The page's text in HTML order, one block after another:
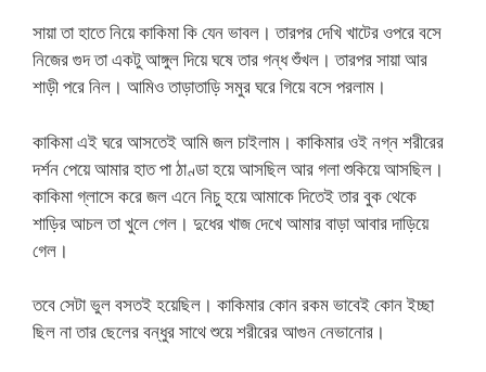
সায়া তা হাতে নিয়ে কাকিমা কি যেন ভাবল। তারপর দেখি খাটের ওপরে বসে
নিজের গুদ তা একটু আঙ্গুল দিয়ে ঘষে তার গন্ধ শুঁখল। তারপর সায়া আর
শাড়ী পরে নিল। আমিও তাড়াতাড়ি সমুর ঘরে গিয়ে বসে পরলাম।
কাকিমা এই ঘরে আসতেই আমি জল চাইলাম। কাকিমার ওই নগ্ন শরীরের
দর্শন পেয়ে আমার হাত পা ঠাণ্ডা হয়ে আসছিল আর গলা শুকিয়ে আসছিল।
কাকিমা গ্লাসে করে জল এনে নিচু হয়ে আমাকে দিতেই তার বুক থেকে
শাড়ির আচল তা খুলে গেল। দুধের খাজ দেখে আমার বাড়া আবার দাড়িয়ে
গেল।
তবে সেটা ভুল বসতই হয়েছিল। কাকিমার কোন রকম ভাবেই কোন ইচ্ছা
ছিল না তার ছেলের বন্ধুর সাথে শুয়ে শরীরের আগুন নেভানোর।